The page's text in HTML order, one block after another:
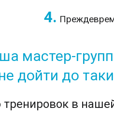
4.
мастер-
дойти до
в